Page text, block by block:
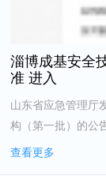
淄博成基安全
准 进入
山东省应急管理厅
构（第一批）的公
查看更多